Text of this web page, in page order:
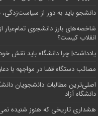
دانشجو باید به دور از
شاخصه‌های بارز دانشجوی تمام‌عیار
انقلاب کیست؟
یادداشت| چرا دانشگاه باید نقش خود
مصائب دستگاه قضا در مواجهه با
اصلی‌ترین مطالبات دانشجویان
دانشگاه آز‌اد
هشداری تاریخی که هنوز شنیده